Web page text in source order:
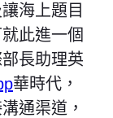
海上題目
此進一個
長助理英
華時代，
通渠道，